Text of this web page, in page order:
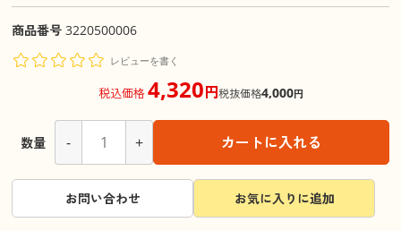
商品番号 3220500006
レビューを書く
税込価格4,320円税抜価格4,000円
数量 - + カートに入れる
お問い合わせ お気に入りに追加